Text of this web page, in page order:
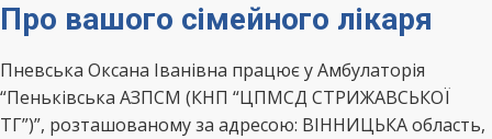
Про вашого сімейного лікаря
Пневська Оксана Іванівна працює у Амбулаторія
“Пеньківська АЗПСМ (КНП “ЦПМСД СТРИЖАВСЬКОЇ
ТГ”)”, розташованому за адресою: ВІННИЦЬКА область,